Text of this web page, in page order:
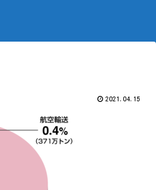
2021.04.15